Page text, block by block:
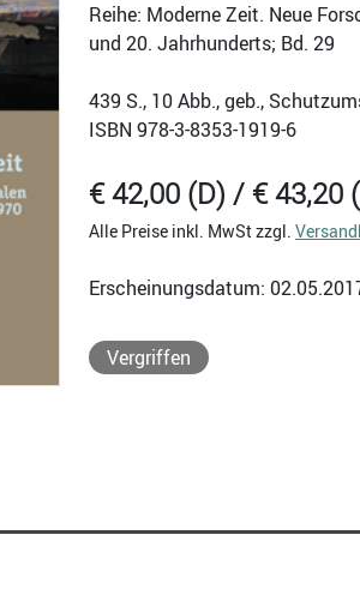
Reihe: Moderne Zeit. Neue
und 20. Jahrhunderts; Bd. 29
439 S., 10 Abb., geb.,
ISBN 978-3-8353-1919-6
€ 42,00 (D) / € 43,20
Alle Preise inkl. MwSt zzgl.
Erscheinungsdatum:
Vergriffen